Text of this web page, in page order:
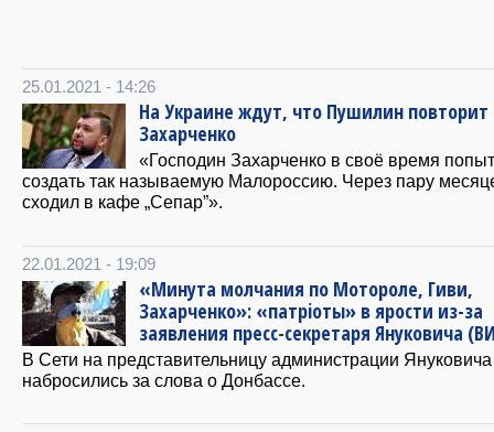
25.01.2021 - 14:26
На Украине ждут, что Пушилин повторит
Захарченко
«Господин Захарченко в своё время
создать так называемую Малороссию. Через пару
сходил в кафе „Сепар”».
22.01.2021 - 19:09
«Минута молчания по Мотороле, Гиви,
Захарченко»: «патрiоты» в ярости из-за
заявления пресс-секретаря Януковича
В Сети на представительницу администрации Януковича
набросились за слова о Донбассе.